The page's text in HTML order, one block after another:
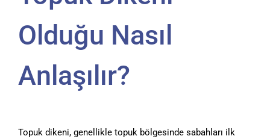
Olduğu Nasıl
Anlaşılır?
Topuk dikeni, genellikle topuk bölgesinde sabahları ilk